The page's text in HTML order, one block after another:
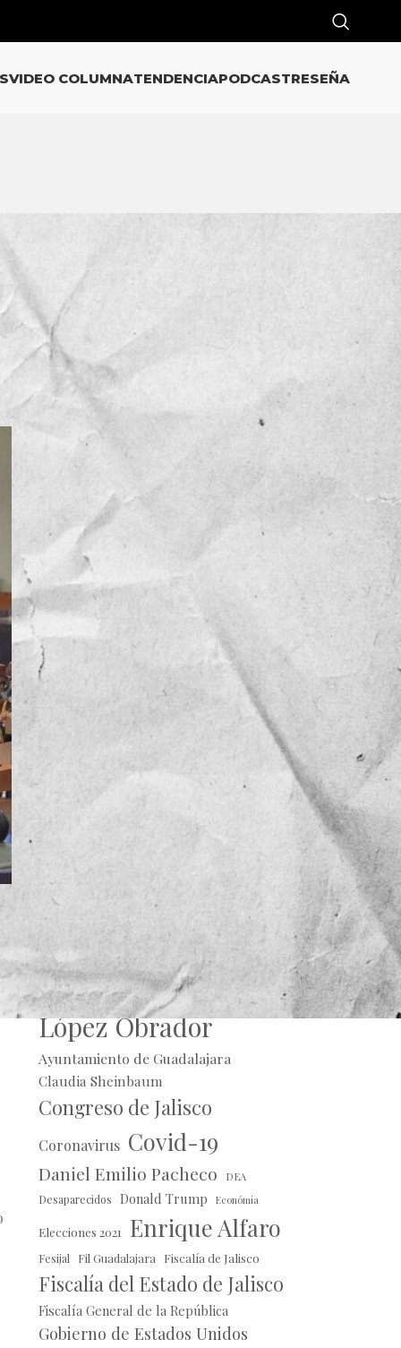
VIDEO COLUMNATENDENCIAPODCASTRESEÑA
CATEGORÍAS
NOTICIAS
OPINIÓN
TENDENCIA
VIDEO COLUMNA
VIDEO NOTA
Alberto Uribe
Andrés Manuel
López Obrador
Ayuntamiento de Guadalajara
Claudia Sheinbaum
Congreso de Jalisco
Coronavirus Covid-19
Daniel Emilio Pacheco DEA
Desaparecidos Donald Trump Económia
Elecciones 2021 Enrique Alfaro
Fesijal Fil Guadalajara Fiscalía de Jalisco
Fiscalía del Estado de Jalisco
Fiscalía General de la República
Gobierno de Estados Unidos